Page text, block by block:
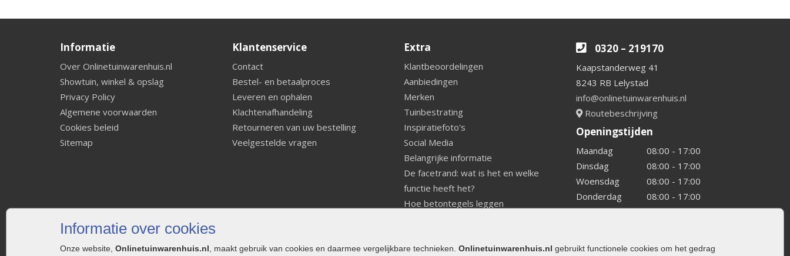
Informatie over cookies
Onze website, Onlinetuinwarenhuis.nl , maakt gebruik van cookies en daarmee vergelijkbare technieken. Onlinetuinwarenhuis.nl gebruikt functionele cookies om het gedrag
Informatie
Over Onlinetuinwarenhuis.nl
Showtuin, winkel & opslag
Privacy Policy
Algemene voorwaarden
Cookies beleid
Sitemap
Klantenservice
Contact
Bestel- en betaalproces
Leveren en ophalen
Klachtenafhandeling
Retourneren van uw bestelling
Veelgestelde vragen
Extra
Klantbeoordelingen
Aanbiedingen
Merken
Tuinbestrating
Inspiratiefoto's
Social Media
Belangrijke informatie
De facetrand: wat is het en welke
functie heeft het?
Hoe betontegels leggen
Welke tuinstijl past bij mij
0320 – 219170
Kaapstanderweg 41
8243 RB Lelystad
info@onlinetuinwarenhuis.nl
Routebeschrijving
Openingstijden
Maandag
08:00 - 17:00
Dinsdag
08:00 - 17:00
Woensdag
08:00 - 17:00
Donderdag
08:00 - 17:00
Vrijdag
08:00 - 17:00